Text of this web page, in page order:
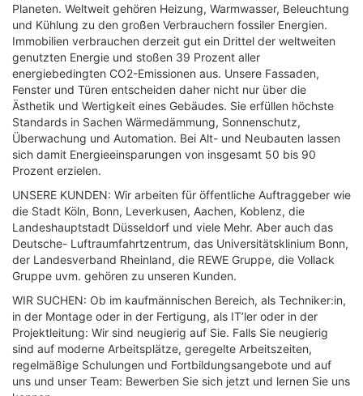
Planeten. Weltweit gehören Heizung, Warmwasser, Beleuchtung
und Kühlung zu den großen Verbrauchern fossiler Energien.
Immobilien verbrauchen derzeit gut ein Drittel der weltweiten
genutzten Energie und stoßen 39 Prozent aller
energiebedingten CO2-Emissionen aus. Unsere Fassaden,
Fenster und Türen entscheiden daher nicht nur über die
Ästhetik und Wertigkeit eines Gebäudes. Sie erfüllen höchste
Standards in Sachen Wärmedämmung, Sonnenschutz,
Überwachung und Automation. Bei Alt- und Neubauten lassen
sich damit Energieeinsparungen von insgesamt 50 bis 90
Prozent erzielen.
UNSERE KUNDEN: Wir arbeiten für öffentliche Auftraggeber wie
die Stadt Köln, Bonn, Leverkusen, Aachen, Koblenz, die
Landeshauptstadt Düsseldorf und viele Mehr. Aber auch das
Deutsche- Luftraumfahrtzentrum, das Universitätsklinium Bonn,
der Landesverband Rheinland, die REWE Gruppe, die Vollack
Gruppe uvm. gehören zu unseren Kunden.
WIR SUCHEN: Ob im kaufmännischen Bereich, als Techniker:in,
in der Montage oder in der Fertigung, als IT’ler oder in der
Projektleitung: Wir sind neugierig auf Sie. Falls Sie neugierig
sind auf moderne Arbeitsplätze, geregelte Arbeitszeiten,
regelmäßige Schulungen und Fortbildungsangebote und auf
uns und unser Team: Bewerben Sie sich jetzt und lernen Sie uns